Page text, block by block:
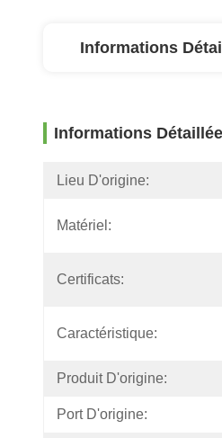
Informations
Informations
Lieu D'origine:
Matériel:
Certificats:
Caractéristique:
Produit D'origine:
Port D'origine: